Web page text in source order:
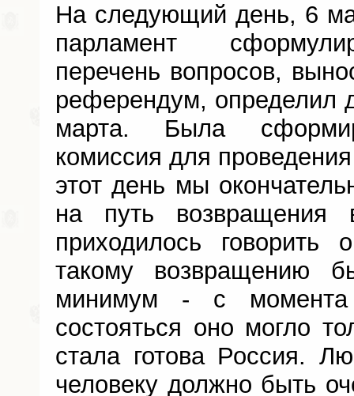
На следующий день, 6
парламент
перечень вопросов,
референдум, определил
марта. Была
комиссия для
этот день мы
на путь
приходилось
такому возвращению
минимум - с
состояться оно могло
стала готова Россия.
человеку должно быть